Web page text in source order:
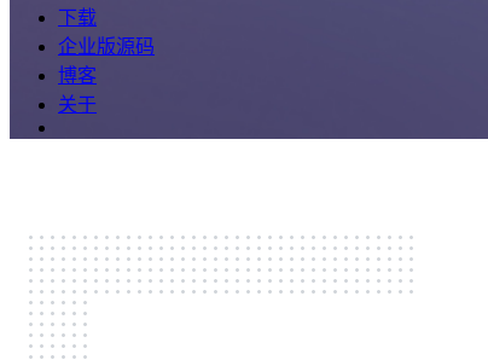
下载
企业版源码
博客
关于